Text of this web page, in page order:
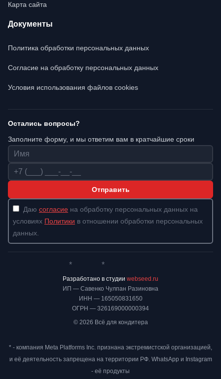
Карта сайта
Документы
Политика обработки персональных данных
Согласие на обработку персональных данных
Условия использования файлов cookies
Остались вопросы?
Заполните форму, и мы ответим вам в кратчайшие сроки
Имя
Телефон
Отправить
Даю согласие на обработку персональных данных на
условиях Политики в отношении обработки персональных
данных.
ИП — Савенко Чулпан Разиновна
ИНН — 165050831650
ОГРН — 326169000000394
© 2026 Всё для кондитера
* *
Разработано в студии webseed.ru
* - компания Meta Platforms Inc. признана экстремистской организацией,
и её деятельность запрещена на территории РФ. WhatsApp и Instagram
- её продукты